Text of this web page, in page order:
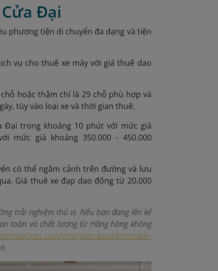
Đại
phương tiện di chuyển đa dạng và tiện
vụ cho thuê xe máy với giá thuê dao
hoặc thậm chí là 29 chỗ phù hợp và
tùy vào loại xe và thời gian thuê.
Đại trong khoảng 10 phút với mức giá
mức giá khoảng 350.000 - 450.000
có thể ngắm cảnh trên đường và lưu
Giá thuê xe đạp dao động từ 20.000
trải nghiệm thú vị. Nếu bạn đang lên kế
toàn và chất lượng từ Hãng hàng không
vn/vi/plan-book/timetable-